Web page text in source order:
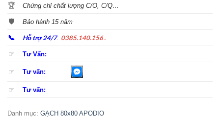
🏆 Chứng chỉ chất lượng C/O, C/Q…
🛡️ Bảo hành 15 năm
📞 Hỗ trợ 24/7: 0385.140.156 .
☞ Tư Vấn:
☞ Tư vấn:
☞ Tư vấn:
Danh mục: GẠCH 80x80 APODIO